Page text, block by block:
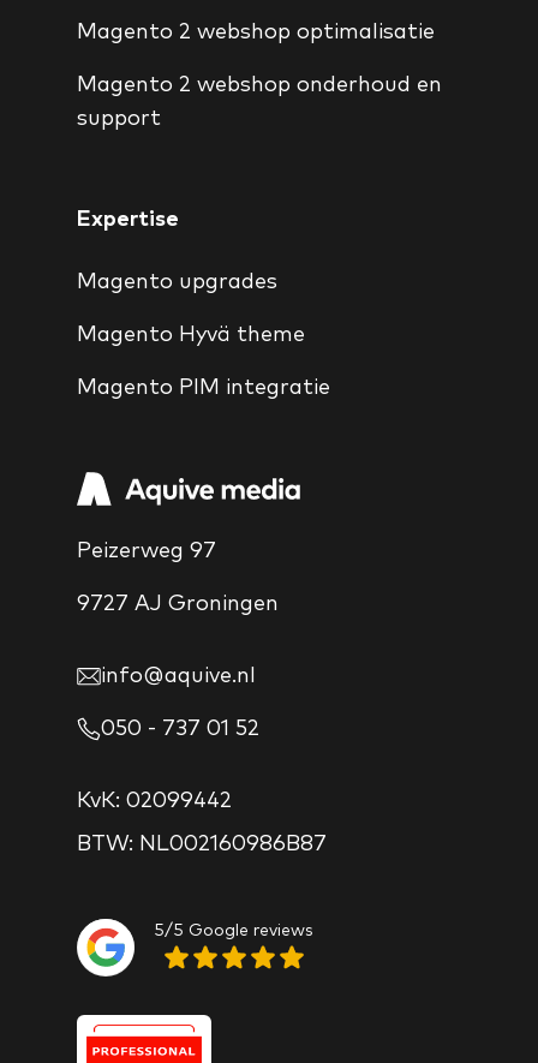
Magento 2 webshop optimalisatie
Magento 2 webshop onderhoud en
support
Expertise
Magento upgrades
Magento Hyvä theme
Magento PIM integratie
Peizerweg 97
9727 AJ Groningen
info@aquive.nl
050 - 737 01 52
KvK: 02099442
BTW: NL002160986B87
5/5 Google reviews